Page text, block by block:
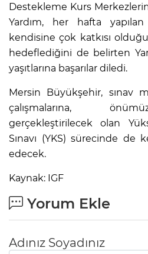
Destekleme Kurs
Yardım, her hafta yapılan
kendisine çok katkısı
hedeflediğini de belirten
yaşıtlarına başarılar diledi.
Mersin Büyükşehir, sınav
çalışmalarına,
gerçekleştirilecek olan
Sınavı (YKS) sürecinde de
edecek.
Kaynak: IGF
Yorum Ekle
Adınız Soyadınız